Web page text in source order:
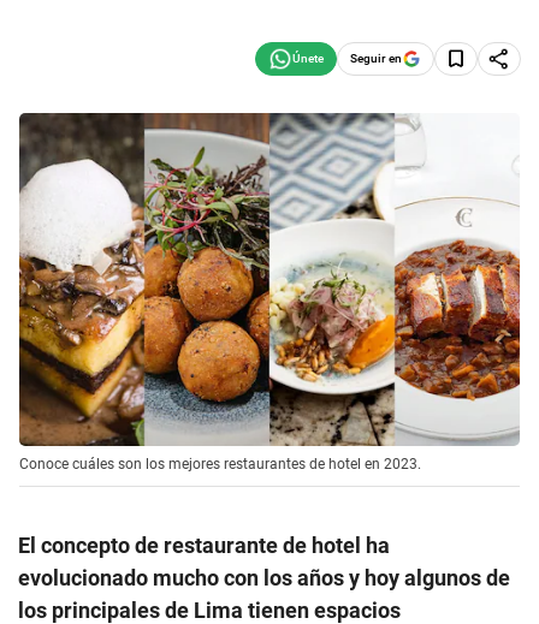
Seguir en
Conoce cuáles son los mejores restaurantes de hotel en 2023.
El concepto de restaurante de hotel ha
evolucionado mucho con los años y hoy algunos de
los principales de Lima tienen espacios